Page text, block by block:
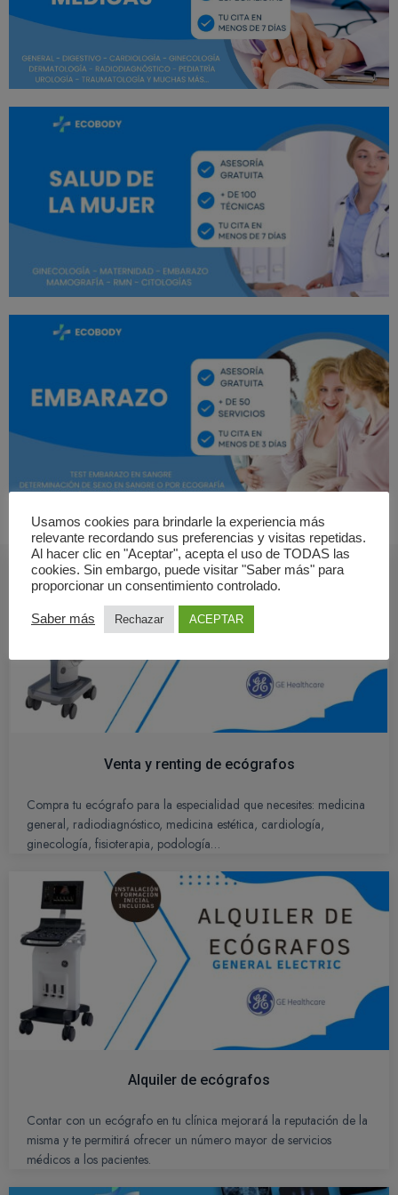
Y SI ERES PROFESIONAL DE LA SALUD...
Venta y renting de ecógrafos
Compra tu ecógrafo para la especialidad que necesites: medicina
general, radiodiagnóstico, medicina estética, cardiología,
ginecología, fisioterapia, podología…
Alquiler de ecógrafos
Contar con un ecógrafo en tu clínica mejorará la reputación de la
misma y te permitirá ofrecer un número mayor de servicios
médicos a los pacientes.
Usamos cookies para brindarle la experiencia más
relevante recordando sus preferencias y visitas repetidas.
Al hacer clic en "Aceptar", acepta el uso de TODAS las
cookies. Sin embargo, puede visitar "Saber más" para
proporcionar un consentimiento controlado.
Saber más Rechazar ACEPTAR